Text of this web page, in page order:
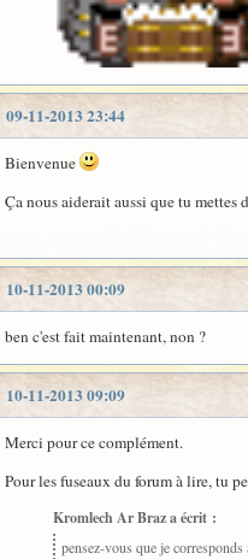
09-11-2013 23:44
Bienvenue
Ça nous aiderait aussi que tu
10-11-2013 00:09
ben c'est fait maintenant, non ?
10-11-2013 09:09
Merci pour ce complément.
Pour les fuseaux du forum à lire, tu
Kromlech Ar Braz a écrit :
pensez-vous que je